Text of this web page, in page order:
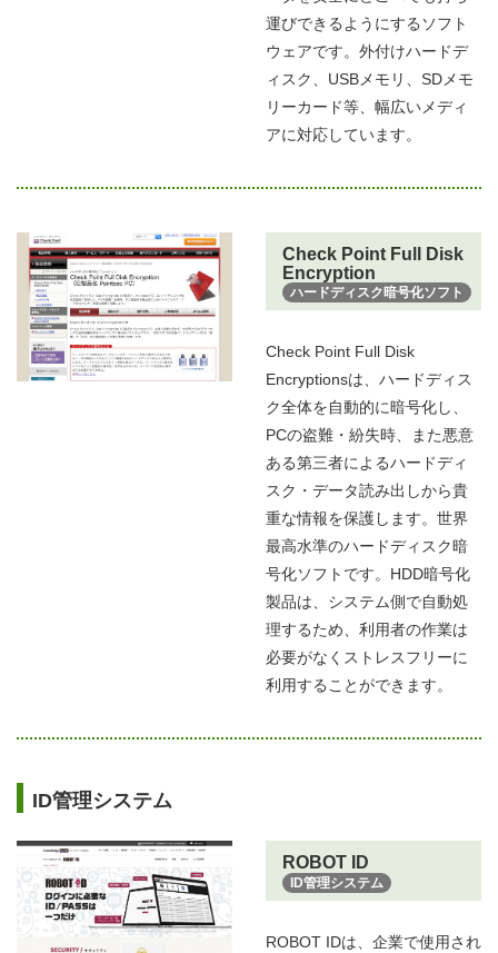
運びできるようにするソフト
ウェアです。外付けハードデ
ィスク、USBメモリ、SDメモ
リーカード等、幅広いメディ
アに対応しています。
Check Point Full Disk
Encryption
ハードディスク暗号化ソフト
Check Point Full Disk
Encryptionsは、ハードディス
ク全体を自動的に暗号化し、
PCの盗難・紛失時、また悪意
ある第三者によるハードディ
スク・データ読み出しから貴
重な情報を保護します。世界
最高水準のハードディスク暗
号化ソフトです。HDD暗号化
製品は、システム側で自動処
理するため、利用者の作業は
必要がなくストレスフリーに
利用することができます。
ID管理システム
ROBOT ID
ID管理システム
ROBOT IDは、企業で使用され